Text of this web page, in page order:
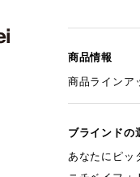
商品情報
商品ラインア
ブラインドの
あなたにピッ